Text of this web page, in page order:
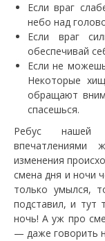
Если враг
небо над
Если враг
обеспечивай
Если не
Некоторые
обращают
спасешься.
Ребус нашей
изменения
смена дня и ночи
только умылся,
подставил, и
ночь! А уж про
— даже говорить